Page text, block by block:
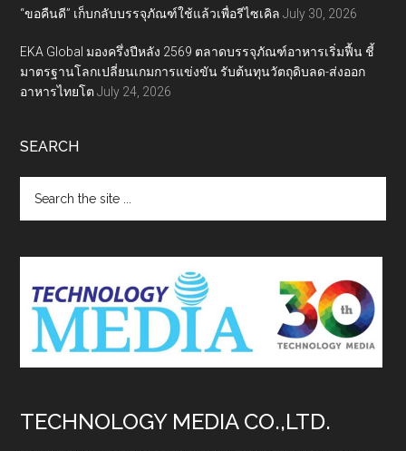
“ขอคืนดี” เก็บกลับบรรจุภัณฑ์ใช้แล้วเพื่อรีไซเคิล July 30, 2026
EKA Global มองครึ่งปีหลัง 2569 ตลาดบรรจุภัณฑ์อาหารเริ่มฟื้น ชี้
มาตรฐานโลกเปลี่ยนเกมการแข่งขัน รับต้นทุนวัตถุดิบลด-ส่งออก
อาหารไทยโต July 24, 2026
SEARCH
the
site
TECHNOLOGY MEDIA CO.,LTD.